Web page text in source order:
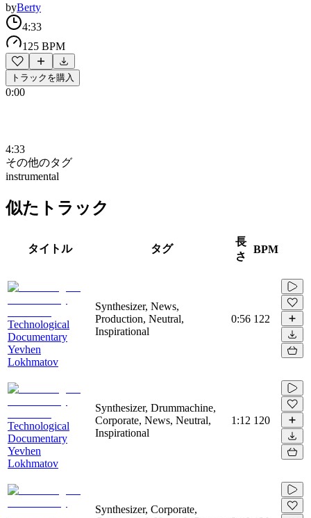
byBerty
4:33
125 BPM
トラックを購入
0:00
4:33
その他のタグ
instrumental
似たトラック
タイトル タグ
長
さ
BPM
Technological
Documentary
Yevhen
Lokhmatov
Synthesizer, News,
Production, Neutral,
Inspirational
0:56 122
Technological
Documentary
Yevhen
Lokhmatov
Synthesizer, Drummachine,
Corporate, News, Neutral,
Inspirational
1:12 120
Synthesizer, Corporate,